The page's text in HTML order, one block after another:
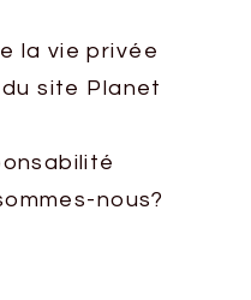
la vie privée
site Planet
nous?